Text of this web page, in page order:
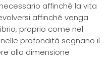
affinché la vita
affinché venga
proprio come nel
profondità segnano il
alla dimensione